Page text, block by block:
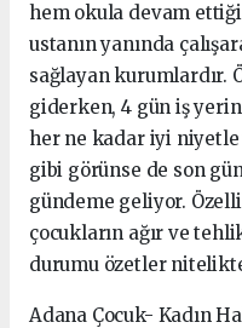
hem okula devam
ustanın yanında
sağlayan kurumlardır.
giderken, 4 gün iş
her ne kadar iyi niyetle
gibi görünse de son
gündeme geliyor.
çocukların ağır ve
durumu özetler
Adana Çocuk- Kadın